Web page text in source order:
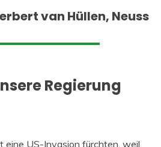
van Hüllen, Neuss
Regierung
eine US-Invasion fürchten, weil